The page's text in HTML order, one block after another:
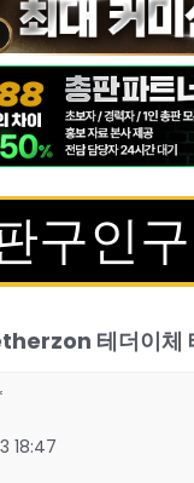
구인
테더이체
18:47